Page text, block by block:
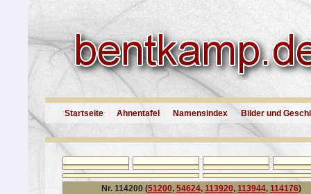
Startseite Ahnentafel Namensindex Bilder und
Nr. 114200 (51200, 54624, 113920, 113944, 114176)